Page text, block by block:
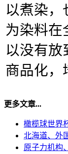
以煮染，
为染料在
以没有放
商品化，
更多文章...
橄榄球世界
北海道、外
原子力机构